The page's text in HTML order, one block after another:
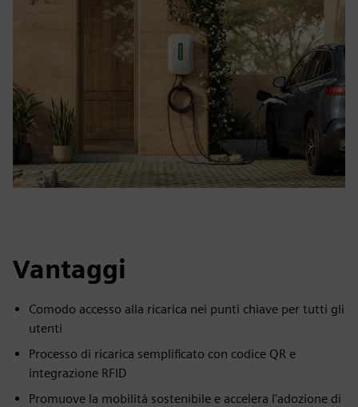
Vantaggi
Comodo accesso alla ricarica nei punti chiave per tutti gli
utenti
Processo di ricarica semplificato con codice QR e
integrazione RFID
Promuove la mobilità sostenibile e accelera l'adozione di